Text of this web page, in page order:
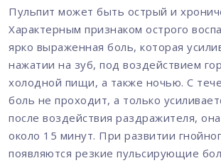
Пульпит может быть острый и
Характерным признаком острого
ярко выраженная боль, которая
нажатии на зуб, под воздействием
холодной пищи, а также ночью. С
боль не проходит, а только
после воздействия раздражителя,
около 15 минут. При развитии
появляются резкие пульсирующие